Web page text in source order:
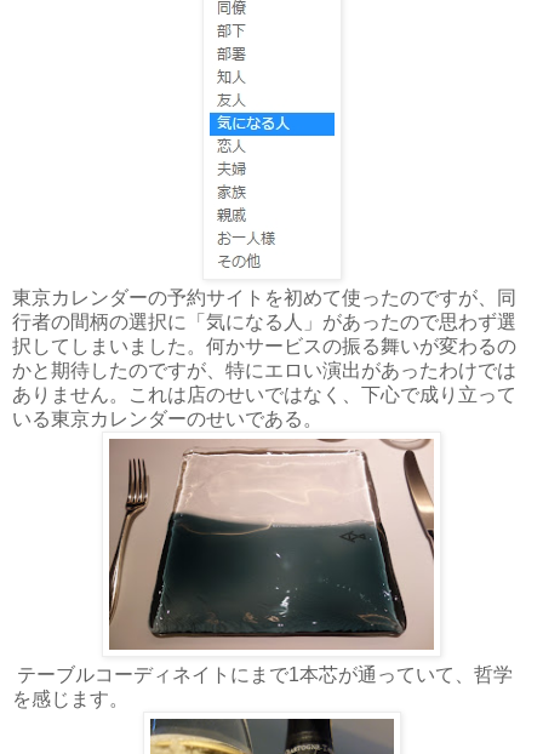
東京カレンダーの予約サイトを初めて使ったのですが、同
行者の間柄の選択に「気になる人」があったので思わず選
択してしまいました。何かサービスの振る舞いが変わるの
かと期待したのですが、特にエロい演出があったわけでは
ありません。これは店のせいではなく、下心で成り立って
いる東京カレンダーのせいである。
テーブルコーディネイトにまで1本芯が通っていて、哲学
を感じます。